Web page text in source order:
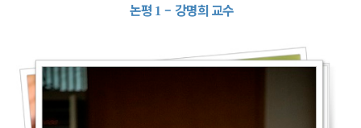
논평 1 – 강명희 교수